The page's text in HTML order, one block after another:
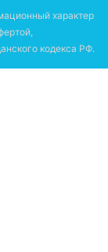
характер
кодекса РФ.